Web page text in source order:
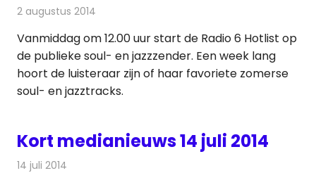
2 augustus 2014
Vanmiddag om 12.00 uur start de Radio 6 Hotlist op
de publieke soul- en jazzzender. Een week lang
hoort de luisteraar zijn of haar favoriete zomerse
soul- en jazztracks.
Kort medianieuws 14 juli 2014
14 juli 2014